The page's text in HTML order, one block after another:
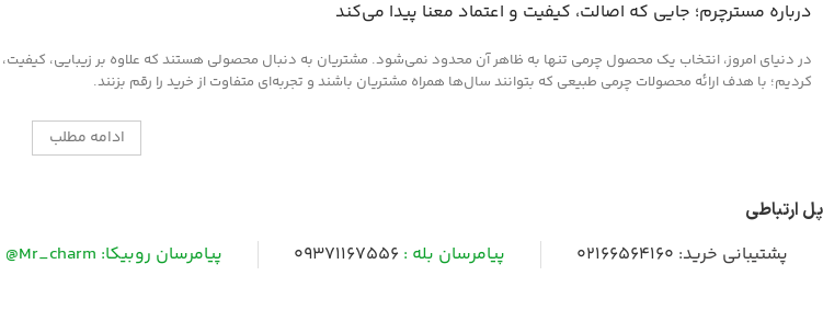
درباره مسترچرم؛ جایی که اصالت، کیفیت و اعتماد معنا پیدا می‌کند
در دنیای امروز، انتخاب یک محصول چرمی تنها به ظاهر آن محدود نمی‌شود. مشتریان به دنبال محصولی هستند که علاوه بر زیبایی،
کردیم؛ با هدف ارائه محصولات چرمی طبیعی که بتوانند سال‌ها همراه مشتریان باشند و تجربه‌ای متفاوت از خرید را رقم بزنند.
ادامه مطلب
پل ارتباطی
پشتیبانی خرید: 02166564160 پیامرسان بله : 09371167556 پیامرسان روبیکا: Mr_charm@